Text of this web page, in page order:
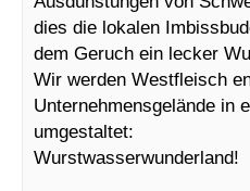
dies die lokalen
dem Geruch ein lecker
Wir werden Westfleisch
Unternehmensgelände in
umgestaltet:
Wurstwasserwunderland!